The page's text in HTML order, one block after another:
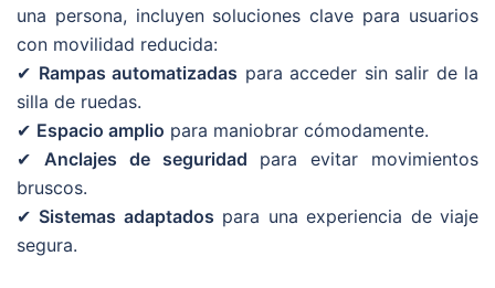
una persona, incluyen soluciones clave para usuarios
con movilidad reducida:
✔ Rampas automatizadas para acceder sin salir de la
silla de ruedas.
✔ Espacio amplio para maniobrar cómodamente.
✔ Anclajes de seguridad para evitar movimientos
bruscos.
✔ Sistemas adaptados para una experiencia de viaje
segura.